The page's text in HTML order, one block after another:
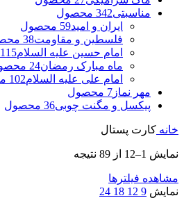
مناسبتی342 محصول
ایران و امید59 محصول
فلسطین و مقاومت38 محصول
امام حسین علیه السلام115 محصول
ماه مبارک رمضان24 محصول
امام علی علیه السلام102 محصول
مهر نماز 7 محصول
پیکسل و مگنت چوبی36 محصول
خانه کارت پستال
نمایش 1–12 از 89 نتیجه
مشاهده فیلترها
نمایش 9
12
18
24